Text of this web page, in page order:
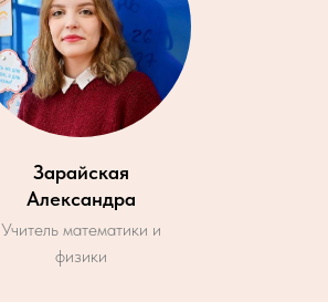
Зарайская
Александра
Учитель математики и
физики